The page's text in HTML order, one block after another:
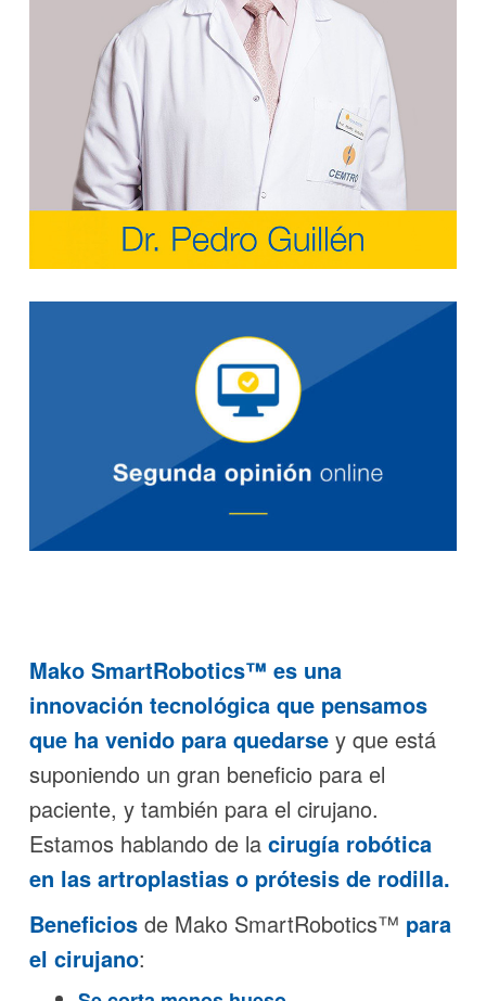
Mako SmartRobotics™ es una
innovación tecnológica que pensamos
que ha venido para quedarse y que está
suponiendo un gran beneficio para el
paciente, y también para el cirujano.
Estamos hablando de la cirugía robótica
en las artroplastias o prótesis de rodilla.
Beneficios de Mako SmartRobotics™ para
el cirujano: